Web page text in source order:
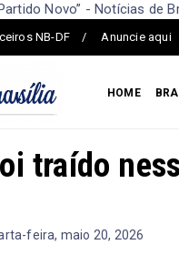
Novo” - Notícias de
NB-DF Anuncie aqui
HOME
traído
feira, maio 20, 2026